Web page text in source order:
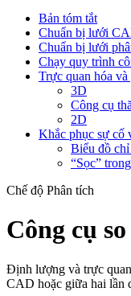
Bản tóm tắt
Chuẩn bị lưới
Chuẩn bị lưới
Chạy quy trình
Trực quan hóa
3D
Công cụ
2D
Khắc phục sự cố
Biểu đồ
“Sọc”
Chế độ Phân tích
Công cụ
Định lượng và trực
CAD hoặc giữa hai lần